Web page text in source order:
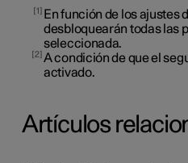
1
En función de los ajustes
desbloquearán todas las
seleccionada.
2 A condición de que el
activado.
Artículos